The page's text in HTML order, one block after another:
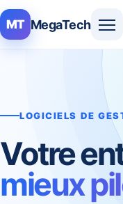
MT MegaTech
LOGICIELS DE
Votre
mieux